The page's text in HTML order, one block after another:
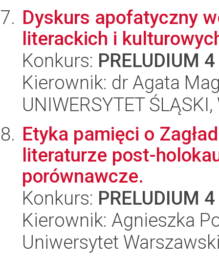
Dyskurs apofatyczny
literackich i
Konkurs: PRELUDIUM 4
Kierownik: dr Agata
UNIWERSYTET
Etyka pamięci o
literaturze post-
porównawcze.
Konkurs: PRELUDIUM 4
Kierownik: Agnieszka
Uniwersytet